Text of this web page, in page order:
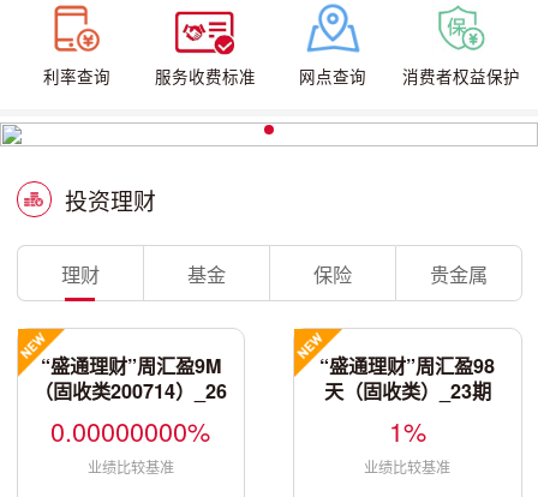
利率查询 服务收费标准 网点查询 消费者权益保护
投资理财
理财 基金 保险 贵金属
“盛通理财”周汇盈9M
（固收类200714）_26
0.00000000%
业绩比较基准
“盛通理财”周汇盈98
天（固收类）_23期
1%
业绩比较基准